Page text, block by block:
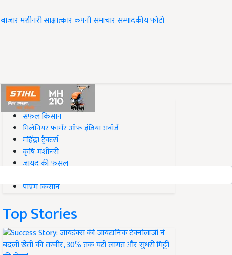
बाजारमशीनरीसाक्षात्कारकंपनी समाचारसम्पादकीयफोटो
#Top on Krishi Jagran
सफल किसान
मिलेनियर फार्मर ऑफ इंडिया अवॉर्ड
महिंद्रा ट्रैक्टर्स
कृषि मशीनरी
जायद की फसल
पीएम किसान
Top Stories